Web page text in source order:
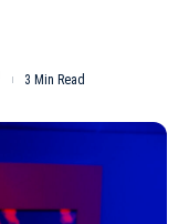
3 Min Read